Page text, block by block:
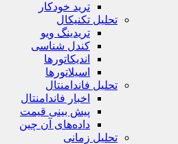
ترید خودکار
تحلیل تکنیکال
تریدینگ ویو
کندل شناسی
اندیکاتورها
اسیلاتورها
تحلیل فاندامنتال
اخبار فاندامنتال
پیش بینی قیمت
داده‌های آن چین
تحلیل زمانی